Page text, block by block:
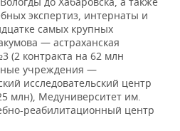
экспертиз, интернаты и
самых крупных
— астраханская
(2 контракта на 62 млн
учреждения —
исследовательский центр
млн), Медуниверситет им.
реабилитационный центр